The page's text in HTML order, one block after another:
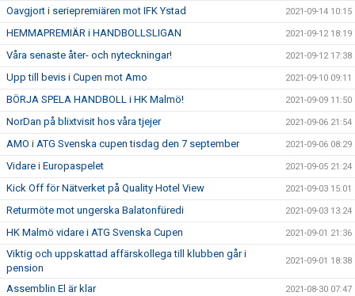
Oavgjort i seriepremiären mot IFK Ystad 2021-09-14 10:15
HEMMAPREMIÄR i HANDBOLLSLIGAN 2021-09-12 18:19
Våra senaste åter- och nyteckningar! 2021-09-12 17:38
Upp till bevis i Cupen mot Amo 2021-09-10 09:11
BÖRJA SPELA HANDBOLL i HK Malmö! 2021-09-09 11:50
NorDan på blixtvisit hos våra tjejer 2021-09-06 21:54
AMO i ATG Svenska cupen tisdag den 7 september 2021-09-06 08:29
Vidare i Europaspelet 2021-09-05 21:24
Kick Off för Nätverket på Quality Hotel View 2021-09-03 15:01
Returmöte mot ungerska Balatonfüredi 2021-09-03 13:24
HK Malmö vidare i ATG Svenska Cupen 2021-09-01 21:36
Viktig och uppskattad affärskollega till klubben går i
pension
2021-09-01 18:38
Assemblin El är klar 2021-08-30 07:47